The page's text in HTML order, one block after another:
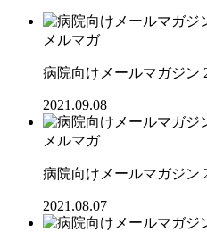
メルマガ
病院向けメールマガジン
2021.09.08
メルマガ
病院向けメールマガジン
2021.08.07